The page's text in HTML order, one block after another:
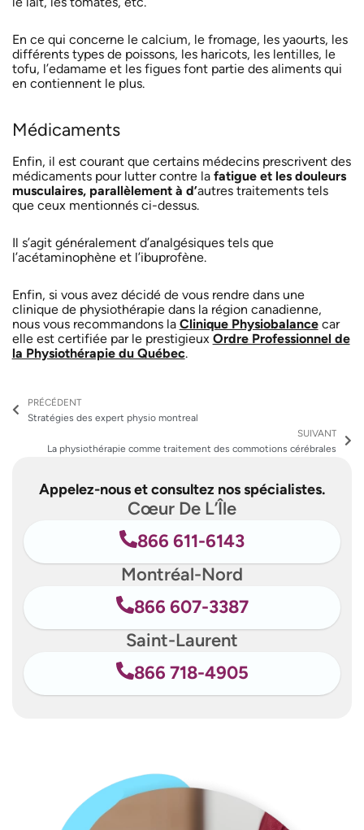
En ce qui concerne le calcium, le fromage, les yaourts, les
différents types de poissons, les haricots, les lentilles, le
tofu, l’edamame et les figues font partie des aliments qui
en contiennent le plus.
Médicaments
Enfin, il est courant que certains médecins prescrivent des
médicaments pour lutter contre la fatigue et les douleurs
musculaires, parallèlement à d’autres traitements tels
que ceux mentionnés ci-dessus.
Il s’agit généralement d’analgésiques tels que
l’acétaminophène et l’ibuprofène.
Enfin, si vous avez décidé de vous rendre dans une
clinique de physiothérapie dans la région canadienne,
nous vous recommandons la Clinique Physiobalancecar
elle est certifiée par le prestigieux Ordre Professionnel de
la Physiothérapie du Québec.
PRÉCÉDENT
Stratégies des expert physio montreal
SUIVANT
La physiothérapie comme traitement des commotions cérébrales
Appelez-nous et consultez nos spécialistes.
Cœur De L’Île
866 611-6143
Montréal-Nord
866 607-3387
Saint-Laurent
866 718-4905